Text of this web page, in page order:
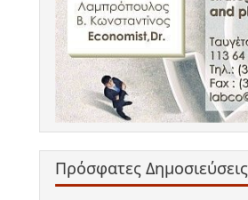
Πρόσφατες Δημοσιεύσεις